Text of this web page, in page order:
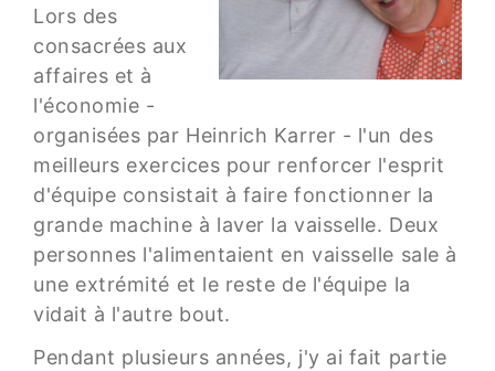
Lors des
consacrées aux
affaires et à
l'économie -
organisées par Heinrich Karrer - l'un des
meilleurs exercices pour renforcer l'esprit
d'équipe consistait à faire fonctionner la
grande machine à laver la vaisselle. Deux
personnes l'alimentaient en vaisselle sale à
une extrémité et le reste de l'équipe la
vidait à l'autre bout.
Pendant plusieurs années, j'y ai fait partie